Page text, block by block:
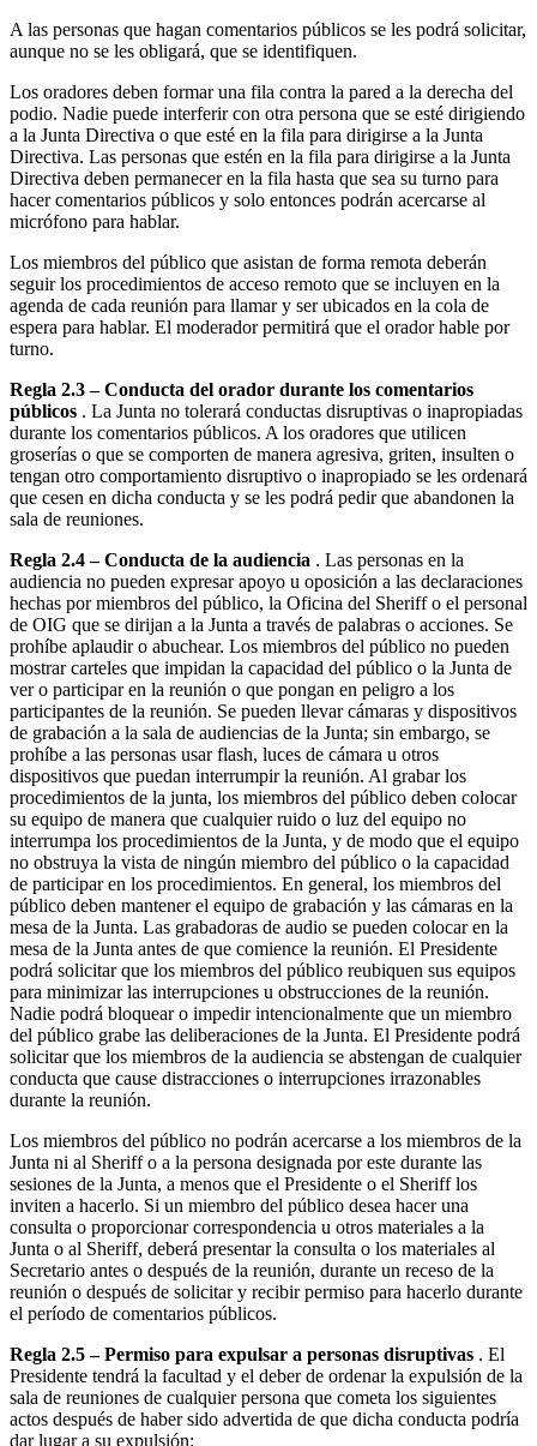
A las personas que hagan comentarios públicos se les podrá solicitar,
aunque no se les obligará, que se identifiquen.
Los oradores deben formar una fila contra la pared a la derecha del
podio. Nadie puede interferir con otra persona que se esté dirigiendo
a la Junta Directiva o que esté en la fila para dirigirse a la Junta
Directiva. Las personas que estén en la fila para dirigirse a la Junta
Directiva deben permanecer en la fila hasta que sea su turno para
hacer comentarios públicos y solo entonces podrán acercarse al
micrófono para hablar.
Los miembros del público que asistan de forma remota deberán
seguir los procedimientos de acceso remoto que se incluyen en la
agenda de cada reunión para llamar y ser ubicados en la cola de
espera para hablar. El moderador permitirá que el orador hable por
turno.
Regla 2.3 – Conducta del orador durante los comentarios
públicos . La Junta no tolerará conductas disruptivas o inapropiadas
durante los comentarios públicos. A los oradores que utilicen
groserías o que se comporten de manera agresiva, griten, insulten o
tengan otro comportamiento disruptivo o inapropiado se les ordenará
que cesen en dicha conducta y se les podrá pedir que abandonen la
sala de reuniones.
Regla 2.4 – Conducta de la audiencia . Las personas en la
audiencia no pueden expresar apoyo u oposición a las declaraciones
hechas por miembros del público, la Oficina del Sheriff o el personal
de OIG que se dirijan a la Junta a través de palabras o acciones. Se
prohíbe aplaudir o abuchear. Los miembros del público no pueden
mostrar carteles que impidan la capacidad del público o la Junta de
ver o participar en la reunión o que pongan en peligro a los
participantes de la reunión. Se pueden llevar cámaras y dispositivos
de grabación a la sala de audiencias de la Junta; sin embargo, se
prohíbe a las personas usar flash, luces de cámara u otros
dispositivos que puedan interrumpir la reunión. Al grabar los
procedimientos de la junta, los miembros del público deben colocar
su equipo de manera que cualquier ruido o luz del equipo no
interrumpa los procedimientos de la Junta, y de modo que el equipo
no obstruya la vista de ningún miembro del público o la capacidad
de participar en los procedimientos. En general, los miembros del
público deben mantener el equipo de grabación y las cámaras en la
mesa de la Junta. Las grabadoras de audio se pueden colocar en la
mesa de la Junta antes de que comience la reunión. El Presidente
podrá solicitar que los miembros del público reubiquen sus equipos
para minimizar las interrupciones u obstrucciones de la reunión.
Nadie podrá bloquear o impedir intencionalmente que un miembro
del público grabe las deliberaciones de la Junta. El Presidente podrá
solicitar que los miembros de la audiencia se abstengan de cualquier
conducta que cause distracciones o interrupciones irrazonables
durante la reunión.
Los miembros del público no podrán acercarse a los miembros de la
Junta ni al Sheriff o a la persona designada por este durante las
sesiones de la Junta, a menos que el Presidente o el Sheriff los
inviten a hacerlo. Si un miembro del público desea hacer una
consulta o proporcionar correspondencia u otros materiales a la
Junta o al Sheriff, deberá presentar la consulta o los materiales al
Secretario antes o después de la reunión, durante un receso de la
reunión o después de solicitar y recibir permiso para hacerlo durante
el período de comentarios públicos.
Regla 2.5 – Permiso para expulsar a personas disruptivas . El
Presidente tendrá la facultad y el deber de ordenar la expulsión de la
sala de reuniones de cualquier persona que cometa los siguientes
actos después de haber sido advertida de que dicha conducta podría
dar lugar a su expulsión: